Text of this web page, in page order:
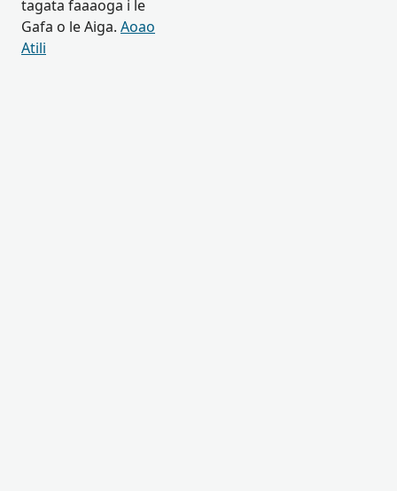
tagata faaaoga i le
Gafa o le Aiga. Aoao
Atili